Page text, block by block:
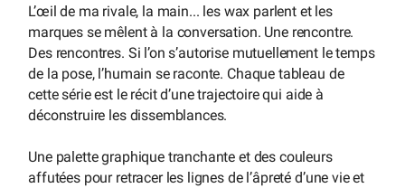
L’œil de ma rivale, la main... les wax parlent et les
marques se mêlent à la conversation. Une rencontre.
Des rencontres. Si l’on s’autorise mutuellement le temps
de la pose, l’humain se raconte. Chaque tableau de
cette série est le récit d’une trajectoire qui aide à
déconstruire les dissemblances.
Une palette graphique tranchante et des couleurs
affutées pour retracer les lignes de l’âpreté d’une vie et